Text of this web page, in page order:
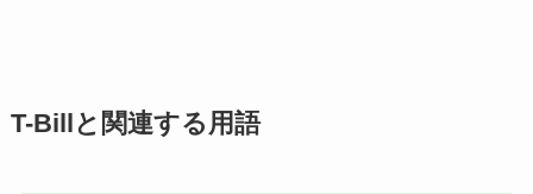
T-Billと関連する用語